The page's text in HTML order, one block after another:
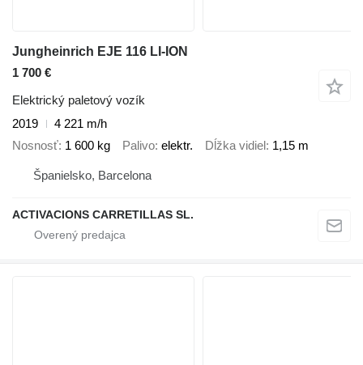
Jungheinrich EJE 116 LI-ION
1 700 €
Elektrický paletový vozík
2019
4 221 m/h
Nosnosť 1 600 kg Palivo elektr. Dĺžka vidiel 1,15 m
Španielsko, Barcelona
ACTIVACIONS CARRETILLAS SL.